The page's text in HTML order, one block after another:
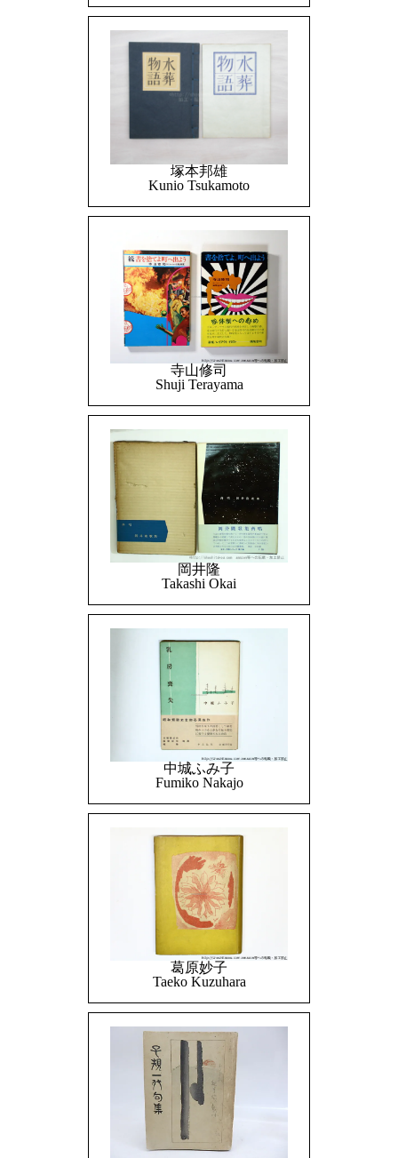
塚本邦雄
Kunio Tsukamoto
寺山修司
Shuji Terayama
岡井隆
Takashi Okai
中城ふみ子
Fumiko Nakajo
葛原妙子
Taeko Kuzuhara